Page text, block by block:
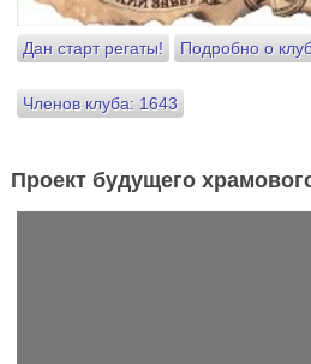
Дан старт регаты! Подробно о
Членов клуба: 1643
Проект будущего